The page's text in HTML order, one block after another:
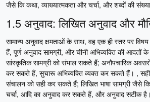
जैसे कि कथा, व्याख्यात्मकता और चर्चा, और शब्दों की
1.5 अनुवाद: लिखित अनुवाद और
सामान्य अनुवाद क्षमताओं के साथ, वह एक ही स्तर पर
हैं, पूर्ण अनुवाद सामग्री, और चीनी अभिव्यक्ति की आदतों
सांस्कृतिक सामग्री को संभाल सकते हैं; अनौपचारिक अवसरों
कर सकते हैं, सुचारू अभिव्यक्ति व्यक्त कर सकते हैं। ,
संचालन को सही कर सकते हैं; लिखित भाषा सामग्री जैसे कि
चर्चा, आदि का अनुवाद कर सकते हैं, और अनुवाद सटीक है।